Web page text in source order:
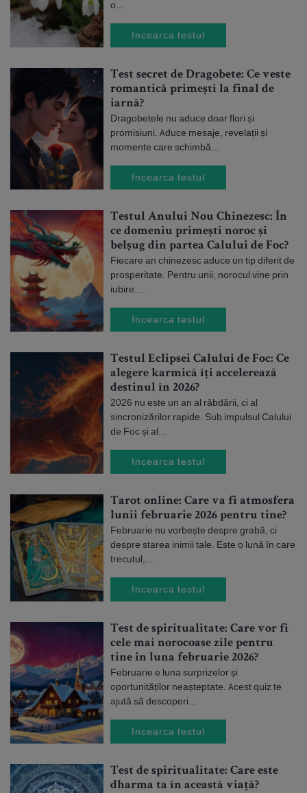
o...
Incearca testul
Test secret de Dragobete: Ce veste
romantică primești la final de
iarnă?
Dragobetele nu aduce doar flori și
promisiuni. Aduce mesaje, revelații și
momente care schimbă...
Incearca testul
Testul Anului Nou Chinezesc: În
ce domeniu primești noroc și
belșug din partea Calului de Foc?
Fiecare an chinezesc aduce un tip diferit de
prosperitate. Pentru unii, norocul vine prin
iubire....
Incearca testul
Testul Eclipsei Calului de Foc: Ce
alegere karmică îți accelerează
destinul în 2026?
2026 nu este un an al răbdării, ci al
sincronizărilor rapide. Sub impulsul Calului
de Foc și al...
Incearca testul
Tarot online: Care va fi atmosfera
lunii februarie 2026 pentru tine?
Februarie nu vorbește despre grabă, ci
despre starea inimii tale. Este o lună în care
trecutul,...
Incearca testul
Test de spiritualitate: Care vor fi
cele mai norocoase zile pentru
tine in luna februarie 2026?
Februarie e luna surprizelor și
oportunităților neașteptate. Acest quiz te
ajută să descoperi...
Incearca testul
Test de spiritualitate: Care este
dharma ta în această viață?